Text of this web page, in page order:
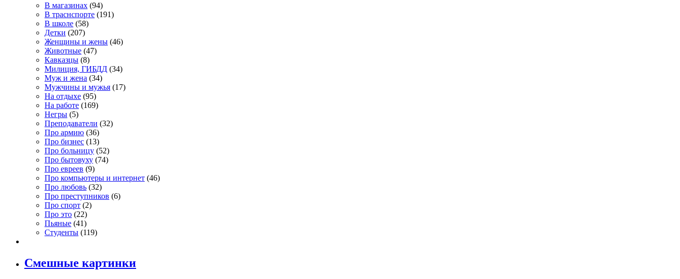
В магазинах (94)
В траснспорте (191)
В школе (58)
Детки (207)
Женщины и жены (46)
Животные (47)
Кавказцы (8)
Милиция, ГИБДД (34)
Муж и жена (34)
Мужчины и мужья (17)
На отдыхе (95)
На работе (169)
Негры (5)
Преподаватели (32)
Про армию (36)
Про бизнес (13)
Про больницу (52)
Про бытовуху (74)
Про евреев (9)
Про компьютеры и интернет (46)
Про любовь (32)
Про преступников (6)
Про спорт (2)
Про это (22)
Пьяные (41)
Студенты (119)
Смешные картинки